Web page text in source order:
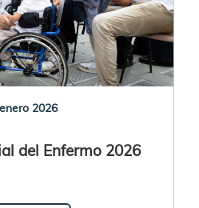
2026
del Enfermo 2026